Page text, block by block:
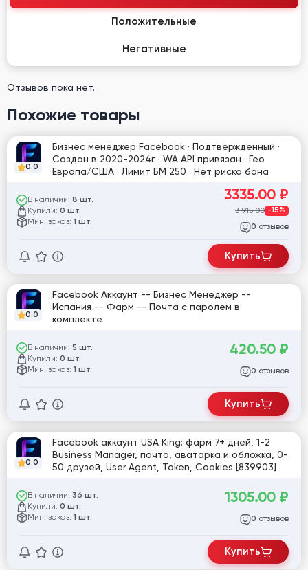
Положительные
Негативные
Отзывов пока нет.
Похожие товары
0.0
Бизнес менеджер Facebook · Подтвержденный ·
Создан в 2020-2024г · WA API привязан · Гео
Европа/США · Лимит БМ 250 · Нет риска бана
В наличии: 8 шт.
Купили: 0 шт.
Мин. заказ: 1 шт.
3335.00 ₽
3 915.00 -15%
0 отзывов
Купить
0.0
Facebook Аккаунт -- Бизнес Менеджер --
Испания -- Фарм -- Почта с паролем в
комплекте
В наличии: 5 шт.
Купили: 0 шт.
Мин. заказ: 1 шт.
420.50 ₽
0 отзывов
Купить
0.0
Facebook аккаунт USA King: фарм 7+ дней, 1-2
Business Manager, почта, аватарка и обложка, 0-
50 друзей, User Agent, Token, Cookies [839903]
В наличии: 36 шт.
Купили: 0 шт.
Мин. заказ: 1 шт.
1305.00 ₽
0 отзывов
Купить